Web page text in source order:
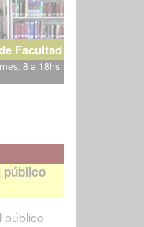
Facultad
8 a 18hs.
público
público